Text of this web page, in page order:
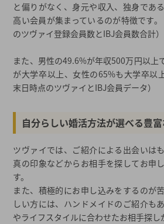
と偏りがなく、身元や収入、独身であ
高い会員が集まっているのが特徴です
のツヴァイ登録会員数とIBJ会員数合計）
また、男性の49.6%が年収500万円以上
が大学卒以上、女性の65%も大学卒以
末日時点のツヴァイとIBJ会員データ）
自分らしい婚活方法が選べる豊
ツヴァイでは、ご紹介による出会いは
真の印象などからお相手を探してお申
す。
また、積極的にお申し込みをするのが
しい方には、ハンドメイドのご紹介も
やライフスタイルに合わせたお相手探し